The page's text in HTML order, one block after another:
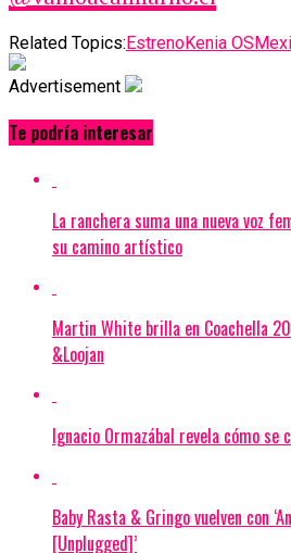
Related Topics:EstrenoKenia OS
Advertisement
Te podría interesar
La ranchera suma una nueva voz
su camino artístico
Martin White brilla en Coachella
&Loojan
Ignacio Ormazábal revela cómo se
Baby Rasta & Gringo vuelven con
[Unplugged]’